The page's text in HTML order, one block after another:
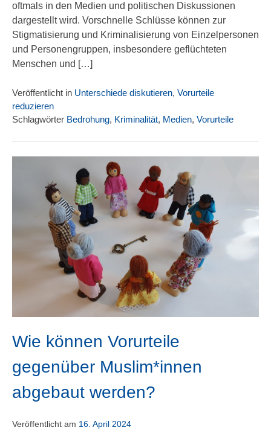
oftmals in den Medien und politischen Diskussionen
dargestellt wird. Vorschnelle Schlüsse können zur
Stigmatisierung und Kriminalisierung von Einzelpersonen
und Personengruppen, insbesondere geflüchteten
Menschen und […]
Veröffentlicht in Unterschiede diskutieren, Vorurteile
reduzieren
Schlagwörter Bedrohung, Kriminalität, Medien, Vorurteile
Wie können Vorurteile
gegenüber Muslim*innen
abgebaut werden?
Veröffentlicht am 16. April 2024